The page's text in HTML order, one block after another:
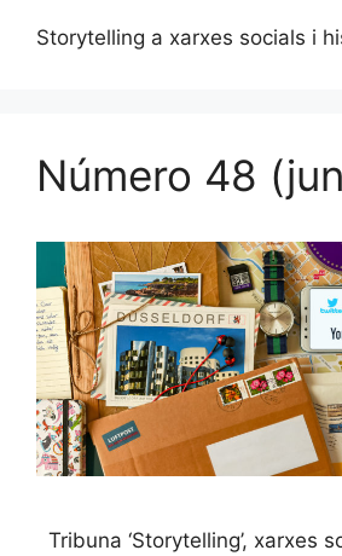
Storytelling a xarxes socials i
Número 48
Tribuna ‘Storytelling’, xarxes